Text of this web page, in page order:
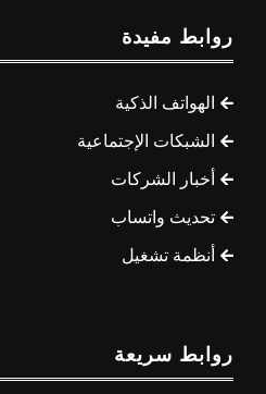
روابط مفيدة
الهواتف الذكية
الشبكات الإجتماعية
أخبار الشركات
تحديث واتساب
أنظمة تشغيل
روابط سريعة